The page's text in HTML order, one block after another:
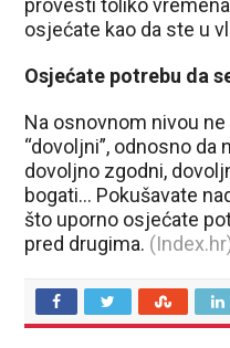
provesti toliko
osjećate kao da ste u
Osjećate potrebu da
Na osnovnom nivou
“dovoljni”, odnosno
dovoljno zgodni,
bogati… Pokušavate
što uporno osjećate
pred drugima.